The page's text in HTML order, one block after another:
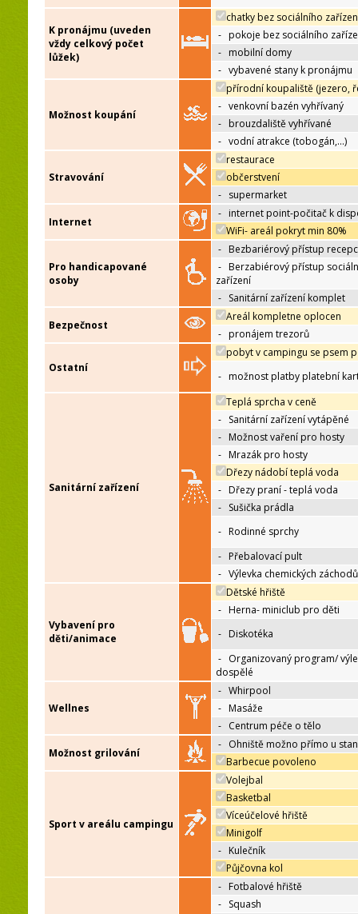
K pronájmu (uveden
vždy celkový počet
lůžek)
chatky bez sociálního
- pokoje bez sociálního
- mobilní domy
- vybavené stany k pronájmu
Možnost koupání
přírodní koupaliště (jezero,
- venkovní bazén vyhřívaný
- brouzdaliště vyhřívané
- vodní atrakce (tobogán,…)
Stravování
restaurace
občerstvení
- supermarket
Internet
- internet point-počitač k
WiFi- areál pokryt min 80%
Pro handicapované
osoby
- Bezbariérový přístup
- Berzabiérový přístup
zařízení
- Sanitární zařízení komplet
Bezpečnost
Areál kompletne oplocen
- pronájem trezorů
Ostatní
pobyt v campingu se psem
- možnost platby platební
Sanitární zařízení
Teplá sprcha v ceně
- Sanitární zařízení vytápěné
- Možnost vaření pro hosty
- Mrazák pro hosty
Dřezy nádobí teplá voda
- Dřezy praní - teplá voda
- Sušička prádla
- Rodinné sprchy
- Přebalovací pult
- Výlevka chemických záchodů
Vybavení pro
děti/animace
Dětské hřiště
- Herna- miniclub pro děti
- Diskotéka
- Organizovaný program/
dospělé
Wellnes
- Whirpool
- Masáže
- Centrum péče o tělo
Možnost grilování
- Ohniště možno přímo u
Barbecue povoleno
Sport v areálu campingu
Volejbal
Basketbal
Víceúčelové hřiště
Minigolf
- Kulečník
Půjčovna kol
- Fotbalové hřiště
- Squash